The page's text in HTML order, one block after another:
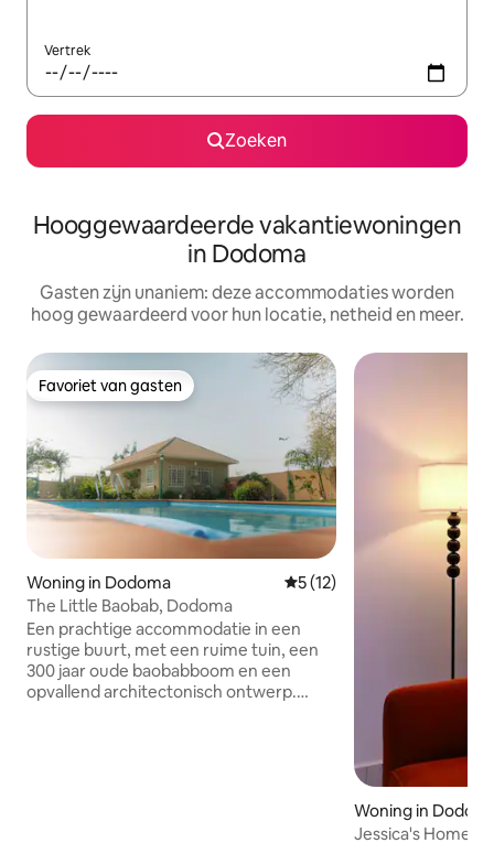
Vertrek
Zoeken
Hooggewaardeerde vakantiewoningen
in Dodoma
Gasten zijn unaniem: deze accommodaties worden
hoog gewaardeerd voor hun locatie, netheid en meer.
Favoriet van gasten
Favoriet van gasten
Woning in Dodoma Gemiddelde beoordeling
5 (12)
The Little Baobab, Dodoma
Een prachtige accommodatie in een
rustige buurt, met een ruime tuin, een
300 jaar oude baobabboom en een
opvallend architectonisch ontwerp.
Woning in
Jessica's Homes